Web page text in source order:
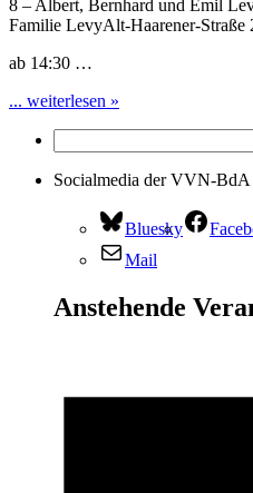
8 – Albert, Bernhard und Emil
Familie LevyAlt-Haarener-Straße
ab 14:30 …
... weiterlesen »
Socialmedia der VVN-BdA
Bluesky
Mail
Anstehende